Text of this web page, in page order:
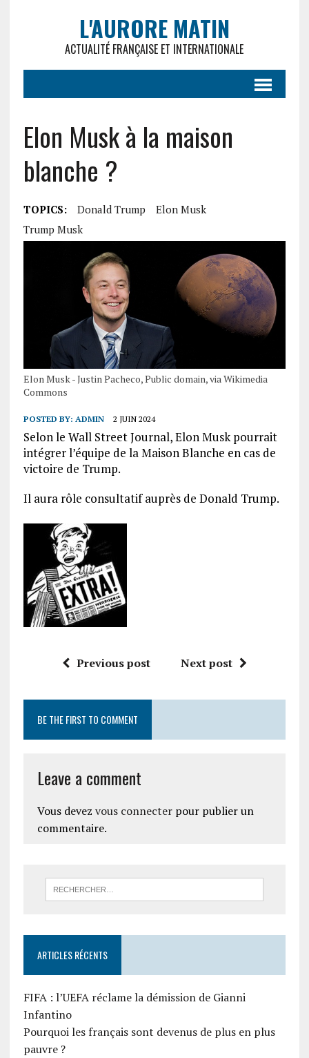
L'AURORE MATIN
ACTUALITÉ FRANÇAISE ET INTERNATIONALE
Elon Musk à la maison
blanche ?
TOPICS: Donald Trump
Elon Musk
Trump Musk
Elon Musk - Justin Pacheco, Public domain, via Wikimedia
Commons
POSTED BY: ADMIN 2 JUIN 2024
Selon le Wall Street Journal, Elon Musk pourrait
intégrer l’équipe de la Maison Blanche en cas de
victoire de Trump.
Il aura rôle consultatif auprès de Donald Trump.
Previous post Next post
BE THE FIRST TO COMMENT
Leave a comment
Vous devez vous connecterpour publier un
commentaire.
ARTICLES RÉCENTS
FIFA : l’UEFA réclame la démission de Gianni
Infantino
Pourquoi les français sont devenus de plus en plus
pauvre ?